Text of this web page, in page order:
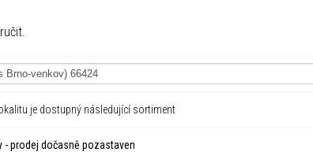
je dostupný následující sortiment
- prodej dočasně pozastaven